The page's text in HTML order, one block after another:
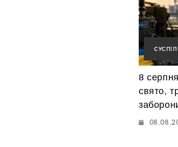
8
свято,